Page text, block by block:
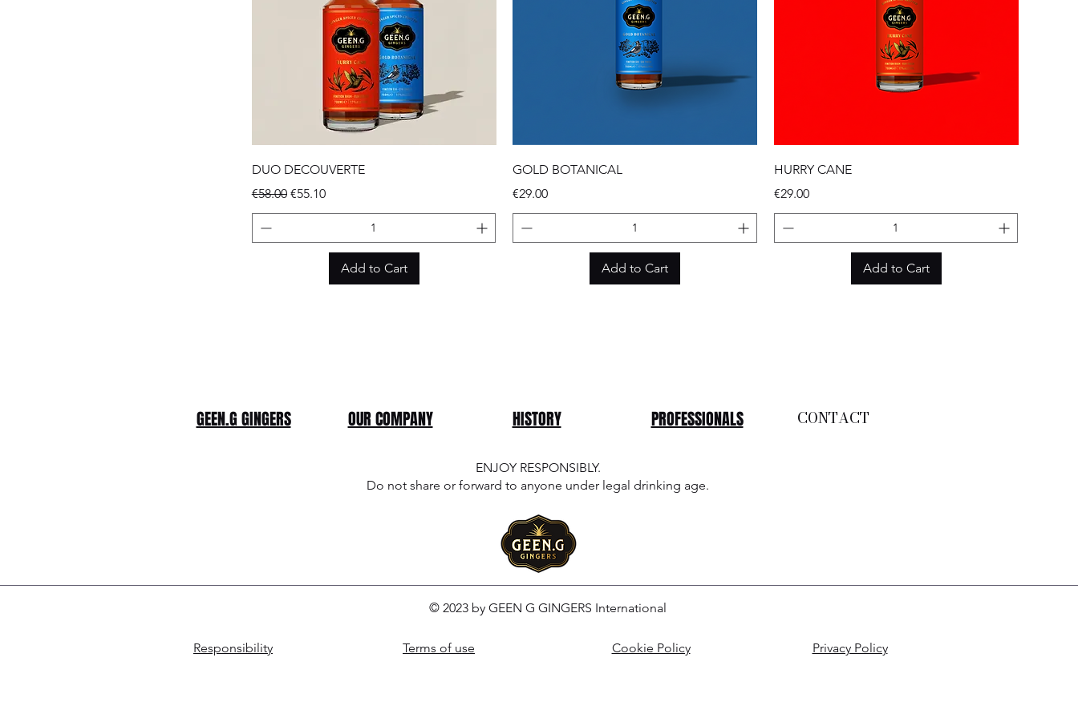
DUO DECOUVERTE
Regular Price
€58.00 Sale Price
€55.10
Add to Cart
GOLD BOTANICAL
Price
€29.00
Add to Cart
HURRY CANE
Price
€29.00
Add to Cart
ENJOY RESPONSIBLY.
Do not share or forward to anyone under legal drinking age.
© 2023 by GEEN G GINGERS International
Responsibility Terms of use Cookie Policy Privacy Policy
PROFESSIONALS CONTACT
OUR COMPANY HISTORY
GEEN.G GINGERS